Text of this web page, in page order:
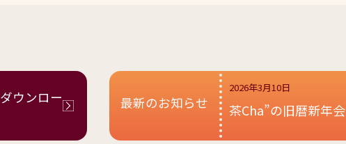
ダウンロー
最新のお知らせ
2026年3月10日
茶Cha”の旧暦新年会